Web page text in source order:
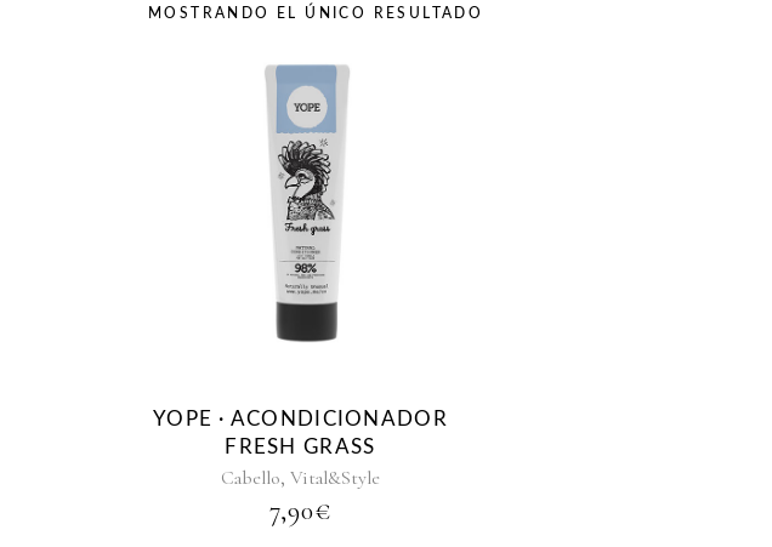
MOSTRANDO EL ÚNICO RESULTADO
YOPE · ACONDICIONADOR
FRESH GRASS
Cabello, Vital&Style
7,90€